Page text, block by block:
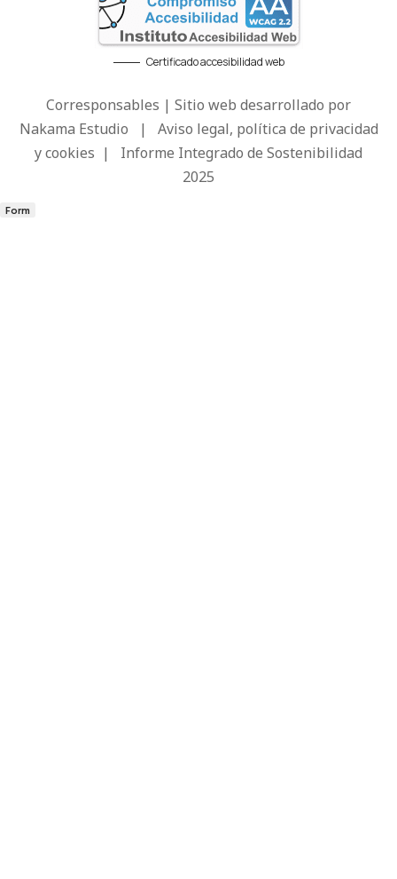
Certificado accesibilidad web
Corresponsables | Sitio web desarrollado por
Nakama Estudio | Aviso legal, política de privacidad
y cookies | Informe Integrado de Sostenibilidad
2025
Form